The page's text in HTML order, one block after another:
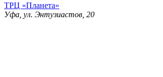
ТРЦ «Планета»
Уфа, ул. Энтузиастов, 20